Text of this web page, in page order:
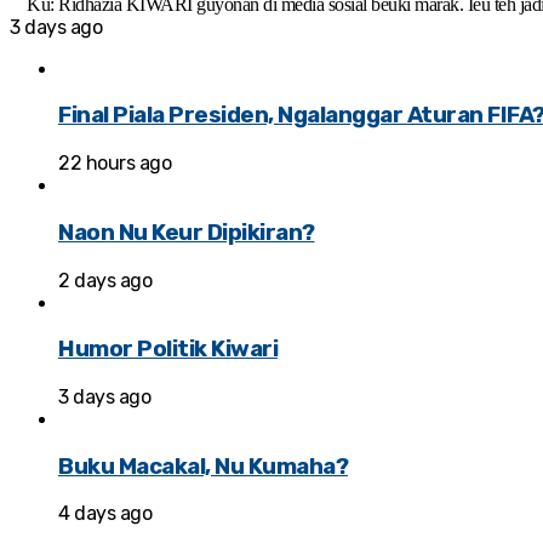
3 days ago
Final Piala Presiden, Ngalanggar Aturan
22 hours ago
Naon Nu Keur Dipikiran?
2 days ago
Humor Politik Kiwari
3 days ago
Buku Macakal, Nu Kumaha?
4 days ago